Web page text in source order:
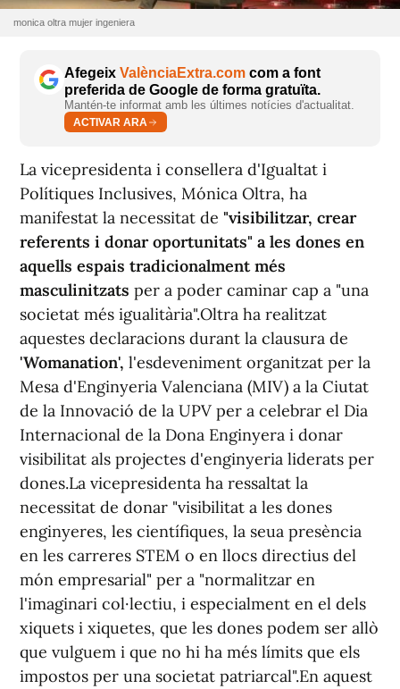
monica oltra mujer ingeniera
Afegeix ValènciaExtra.com com a font
preferida de Google de forma gratuïta.
Mantén-te informat amb les últimes notícies d'actualitat.
ACTIVAR ARA
La vicepresidenta i consellera d'Igualtat i
Polítiques Inclusives, Mónica Oltra, ha
manifestat la necessitat de "visibilitzar, crear
referents i donar oportunitats" a les dones en
aquells espais tradicionalment més
masculinitzats per a poder caminar cap a "una
societat més igualitària".Oltra ha realitzat
aquestes declaracions durant la clausura de
'Womanation', l'esdeveniment organitzat per la
Mesa d'Enginyeria Valenciana (MIV) a la Ciutat
de la Innovació de la UPV per a celebrar el Dia
Internacional de la Dona Enginyera i donar
visibilitat als projectes d'enginyeria liderats per
dones.La vicepresidenta ha ressaltat la
necessitat de donar "visibilitat a les dones
enginyeres, les científiques, la seua presència
en les carreres STEM o en llocs directius del
món empresarial" per a "normalitzar en
l'imaginari col·lectiu, i especialment en el dels
xiquets i xiquetes, que les dones podem ser allò
que vulguem i que no hi ha més límits que els
impostos per una societat patriarcal".En aquest